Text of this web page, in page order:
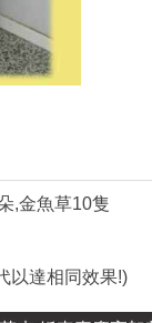
,金魚草10隻
以達相同效果!)